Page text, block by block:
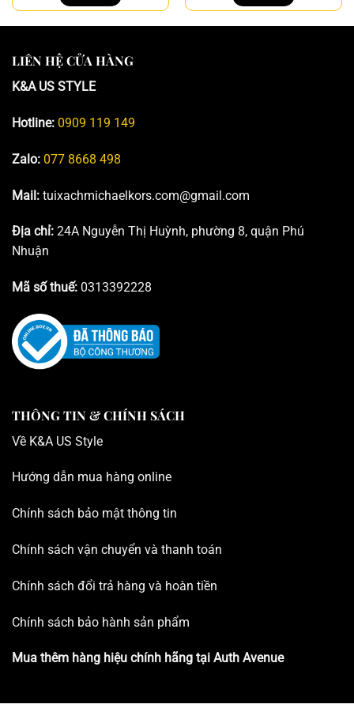
11.990.000₫.
là:
8.990.000₫.
8.490.000₫.là:
LIÊN HỆ CỬA HÀNG
K&A US STYLE
Hotline: 0909 119 149
Zalo: 077 8668 498
Mail: tuixachmichaelkors.com@gmail.com
Địa chỉ: 24A Nguyễn Thị Huỳnh, phường 8, quận Phú
Nhuận
Mã số thuế: 0313392228
THÔNG TIN & CHÍNH SÁCH
Về K&A US Style
Hướng dẫn mua hàng online
Chính sách bảo mật thông tin
Chính sách vận chuyển và thanh toán
Chính sách đổi trả hàng và hoàn tiền
Chính sách bảo hành sản phẩm
Mua thêm hàng hiệu chính hãng tại Auth Avenue